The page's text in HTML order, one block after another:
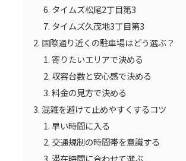
タイムズ松尾2丁目第3
タイムズ久茂地3丁目第3
国際通り近くの駐車場はどう選ぶ？
寄りたいエリアで決める
収容台数と安心感で決める
料金の見方で決める
混雑を避けて止めやすくするコツ
早い時間に入る
交通規制の時間帯を意識する
滞在時間に合わせて選ぶ